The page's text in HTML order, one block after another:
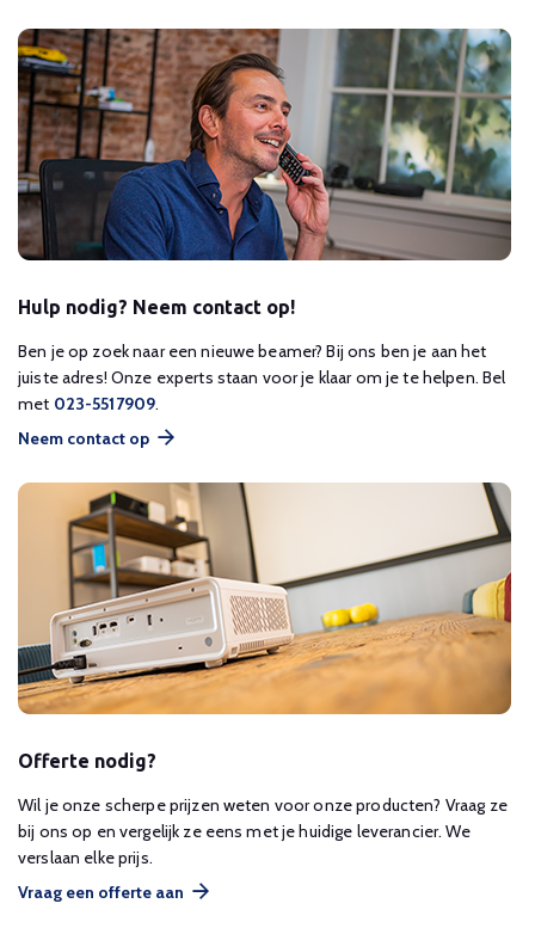
Hulp nodig? Neem contact op!
Ben je op zoek naar een nieuwe beamer? Bij ons ben je aan het
juiste adres! Onze experts staan voor je klaar om je te helpen. Bel
met 023-5517909.
Neem contact op
Offerte nodig?
Wil je onze scherpe prijzen weten voor onze producten? Vraag ze
bij ons op en vergelijk ze eens met je huidige leverancier. We
verslaan elke prijs.
Vraag een offerte aan